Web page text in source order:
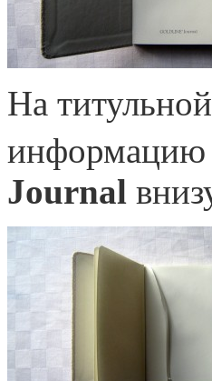
На
информацию
Journal